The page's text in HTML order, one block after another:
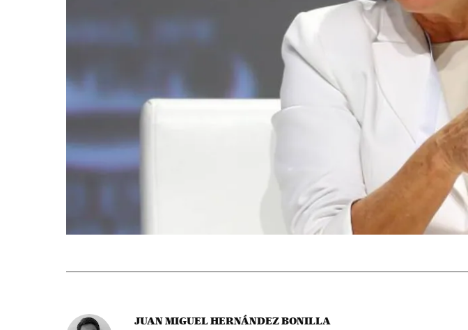
JUAN MIGUEL HERNÁNDEZ BONILLA